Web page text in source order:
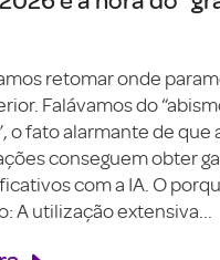
retomar onde
Falávamos do
o fato alarmante de que
conseguem obter
com a IA. O
A utilização extensiva...